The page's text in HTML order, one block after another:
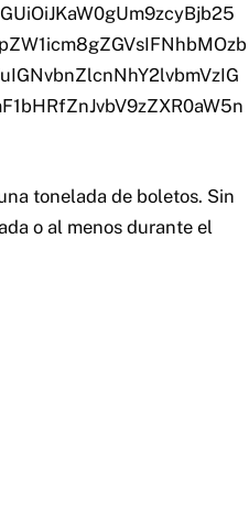
tonelada de boletos. Sin
o al menos durante el